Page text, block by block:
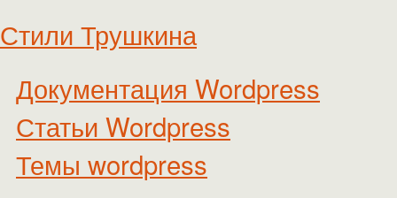
Стили Трушкина
Документация Wordpress
Статьи Wordpress
Темы wordpress